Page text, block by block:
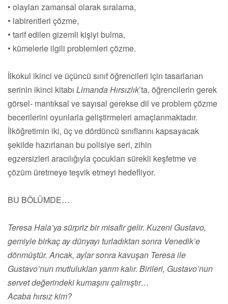
• olayları zamansal olarak sıralama,
• labirentleri çözme,
• tarif edilen gizemli kişiyi bulma,
• kümelerle ilgili problemleri çözme.
İlkokul ikinci ve üçüncü sınıf öğrencileri için tasarlanan
serinin ikinci kitabı Limanda Hırsızlık’ta, öğrencilerin gerek
görsel- mantıksal ve sayısal gerekse dil ve problem çözme
becerilerini oyunlarla geliştirmeleri amaçlanmaktadır.
İlköğretimin iki, üç ve dördüncü sınıflarını kapsayacak
şekilde hazırlanan bu polisiye seri, zihin
egzersizleri aracılığıyla çocukları sürekli keşfetme ve
çözüm üretmeye teşvik etmeyi hedefliyor.
BU BÖLÜMDE…
Teresa Hala’ya sürpriz bir misafir gelir. Kuzeni Gustavo,
gemiyle birkaç ay dünyayı turladıktan sonra Venedik’e
dönmüştür. Ancak, aylar sonra kavuşan Teresa ile
Gustavo’nun mutlulukları yarım kalır. Birileri, Gustavo’nun
servet değerindeki kumaşını çalmıştır…
Acaba hırsız kim?